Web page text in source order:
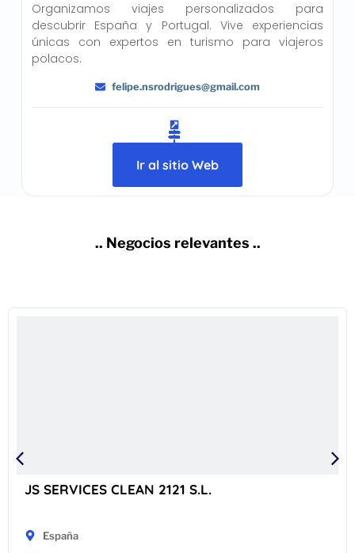
Organizamos viajes personalizados para
descubrir España y Portugal. Vive experiencias
únicas con expertos en turismo para viajeros
polacos.
felipe.nsrodrigues@gmail.com
Ir al sitio Web
.. Negocios relevantes ..
JS SERVICES CLEAN 2121 S.L.
España